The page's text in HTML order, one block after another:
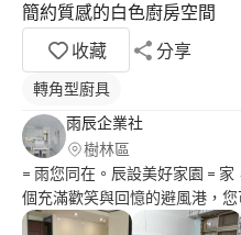
簡約質感的白色廚房空間
收藏
分享
轉角型廚具
雨辰企業社
樹林區
= 雨您同在。辰設美好家園 = 家，是為我們擋風遮雨的地方，也是
個充滿歡笑與回憶的避風港，
家更有溫度；也可以凸顯您的非凡氣質。 本公司